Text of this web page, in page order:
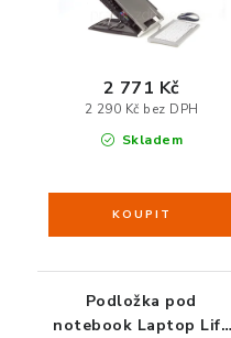
Skladem
2 290 Kč bez DPH
2 771 Kč
Podložka pod
notebook Laptop Lift